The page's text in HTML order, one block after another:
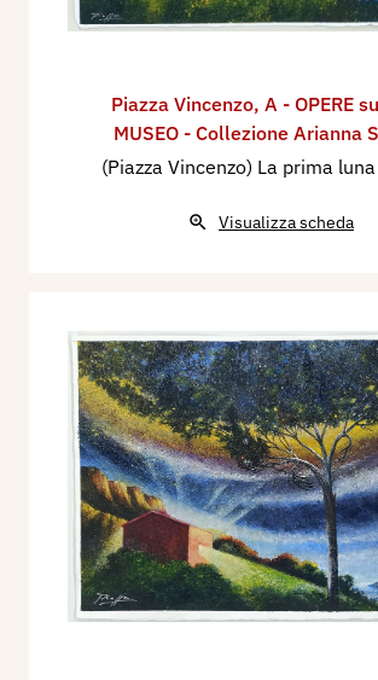
Piazza Vincenzo, A - OPERE
MUSEO - Collezione Arianna
(Piazza Vincenzo) La prima luna
Visualizza scheda